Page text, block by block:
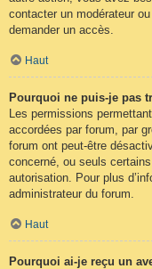
contacter un modérateur
demander un accès.
Haut
Pourquoi ne puis-je pas
Les permissions
accordées par forum, par
forum ont peut-être
concerné, ou seuls
autorisation. Pour plus
administrateur du forum.
Haut
Pourquoi ai-je reçu un